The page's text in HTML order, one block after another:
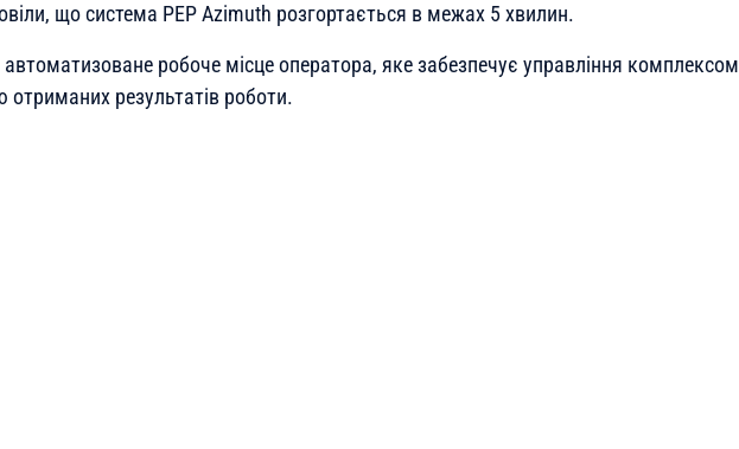
що система РЕР Azimuth розгортається в межах 5 хвилин.
робоче місце оператора, яке забезпечує управління комплексом
отриманих результатів роботи.